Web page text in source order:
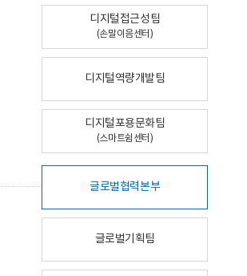
디지털접근성팀
(손말이음센터)
디지털역량개발팀
디지털포용문화팀
(스마트쉼센터)
글로벌협력본부
글로벌기획팀